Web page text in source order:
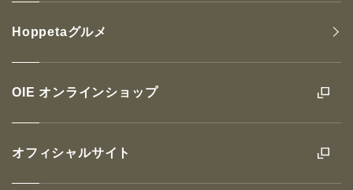
OIE オンラインショップ
オフィシャルサイト
Hoppetaグルメ